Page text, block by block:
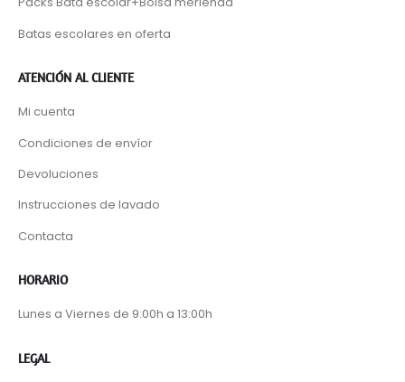
Batas escolares en oferta
ATENCIÓN AL CLIENTE
Mi cuenta
Condiciones de envíor
Devoluciones
Instrucciones de lavado
Contacta
HORARIO
Lunes a Viernes de 9:00h a 13:00h
LEGAL